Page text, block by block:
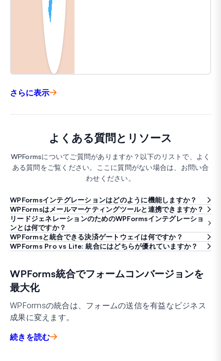
さらに表示
よくある質問とリソース
WPFormsについてご質問がありますか？以下のリストで、よく
ある質問をご覧ください。ここに質問がない場合は、お問い合
わせください。
WPFormsインテグレーションはどのように機能しますか？
WPFormsはメールマーケティングツールと連携できますか？
リードジェネレーションのためのWPFormsインテグレーショ
ンとは何ですか？
WPFormsと統合できる決済ゲートウェイは何ですか？
WPForms Pro vs Lite: 統合にはどちらが優れていますか？
WPForms統合でフォームコンバージョンを
最大化
WPFormsの統合は、フォームの送信を有益なビジネス
成果に変えます。
続きを読む